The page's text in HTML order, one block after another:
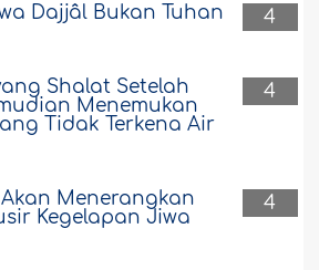
4
Dajjâl Bukan Tuhan
4
Shalat Setelah
Menemukan
Tidak Terkena Air
4
Menerangkan
Kegelapan Jiwa